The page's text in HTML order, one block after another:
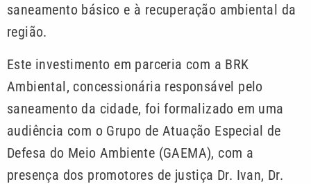
saneamento básico e à recuperação ambiental da
região.
Este investimento em parceria com a BRK
Ambiental, concessionária responsável pelo
saneamento da cidade, foi formalizado em uma
audiência com o Grupo de Atuação Especial de
Defesa do Meio Ambiente (GAEMA), com a
presença dos promotores de justiça Dr. Ivan, Dr.